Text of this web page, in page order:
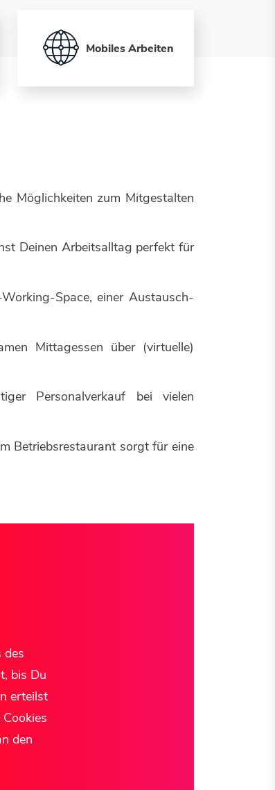
Mobiles Arbeiten
Möglichkeiten zum Mitgestalten
Deinen Arbeitsalltag perfekt für
Space, einer Austausch-
Mittagessen über (virtuelle)
Personalverkauf bei vielen
Betriebsrestaurant sorgt für eine
des
bis Du
erteilst
den